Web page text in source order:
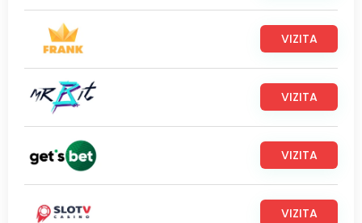
VIZITA
VIZITA
VIZITA
VIZITA